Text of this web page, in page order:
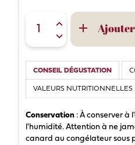

CONSEIL DÉGUSTATION
VALEURS NUTRITIONNELLES
Conservation : À conserver à
l'humidité. Attention à ne
canard au congélateur sous